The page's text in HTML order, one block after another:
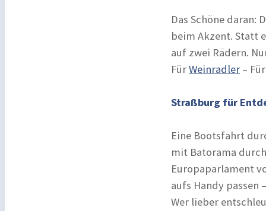
Das Schöne
beim Akzent. Statt
auf zwei Rädern.
FürWeinradler –
Straßburg für
Eine Bootsfahrt
mit Batorama
Europaparlament
aufs Handy passen
Wer lieber